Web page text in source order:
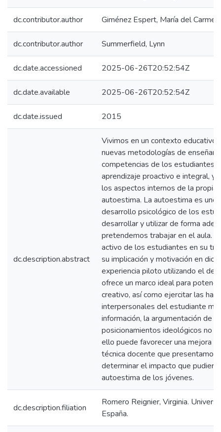
dc.contributor.author Giménez Espert, María del Carmen
dc.contributor.author Summerfield, Lynn
dc.date.accessioned 2025-06-26T20:52:54Z
dc.date.available 2025-06-26T20:52:54Z
dc.date.issued 2015
dc.description.abstract
Vivimos en un contexto educativo
nuevas metodologías de
competencias de los estudiantes
aprendizaje proactivo e integral, y
los aspectos internos de la propia
autoestima. La autoestima es
desarrollo psicológico de los
desarrollar y utilizar de forma
pretendemos trabajar en el aula.
activo de los estudiantes en su
su implicación y motivación en
experiencia piloto utilizando el
ofrece un marco ideal para
creativo, así como ejercitar las
interpersonales del estudiante
información, la argumentación de
posicionamientos ideológicos no
ello puede favorecer una mejora
técnica docente que presentamos
determinar el impacto que
autoestima de los jóvenes.
dc.description.filiation
Romero Reignier, Virginia.
España.